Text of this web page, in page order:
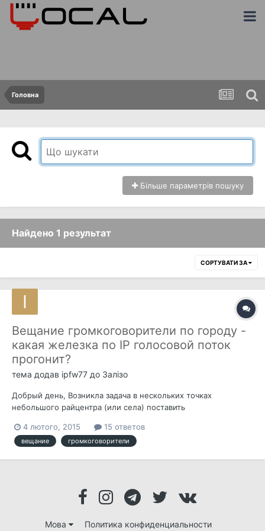
Головна
Більше параметрів пошуку
Найдено 1 результат
СОРТУВАТИ ЗА
Вещание громкоговорители по городу -
какая железка по IP голосовой поток
прогонит?
тема додав ipfw77 до Залізо
Добрый день, Возникла задача в нескольких точках
небольшого райцентра (или села) поставить
музыку в выходной день) с одной точки. Встал вопрос как
организовать сие? Тягать провода а-ля радио-точка
4 лютого, 2015 15 ответов
вещание громкоговорители
Мова Политика конфиденциальности